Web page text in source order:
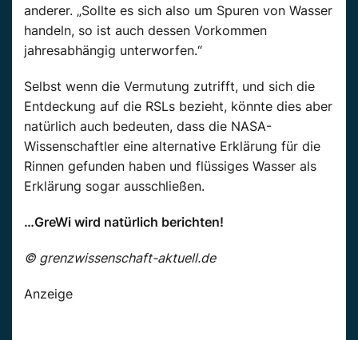
anderer. „Sollte es sich also um Spuren von Wasser
handeln, so ist auch dessen Vorkommen
jahresabhängig unterworfen.“
Selbst wenn die Vermutung zutrifft, und sich die
Entdeckung auf die RSLs bezieht, könnte dies aber
natürlich auch bedeuten, dass die NASA-
Wissenschaftler eine alternative Erklärung für die
Rinnen gefunden haben und flüssiges Wasser als
Erklärung sogar ausschließen.
…GreWi wird natürlich berichten!
© grenzwissenschaft-aktuell.de
Anzeige